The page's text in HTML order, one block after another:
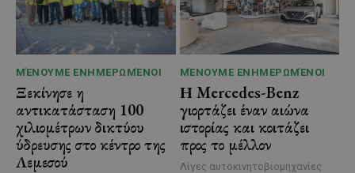
ΜΈΝΟΥΜΕ ΕΝΗΜΕΡΩΜΈΝΟΙ
Ξεκίνησε η
αντικατάσταση 100
χιλιομέτρων δικτύου
ύδρευσης στο κέντρο της
Λεμεσού
ΜΈΝΟΥΜΕ ΕΝΗΜΕΡΩΜΈΝΟΙ
Η Mercedes-Benz
γιορτάζει έναν αιώνα
ιστορίας και κοιτάζει
προς το μέλλον
Λίγες αυτοκινητοβιομηχανίες